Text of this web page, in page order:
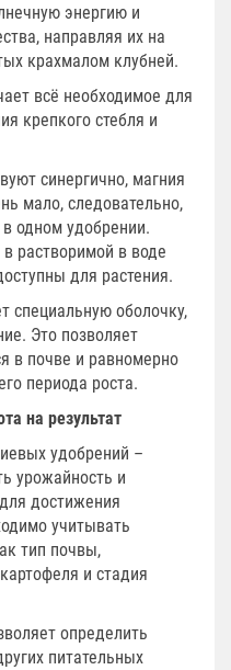
энергию и
направляя их на
крахмалом клубней.
всё необходимое для
крепкого стебля и
синергично, магния
мало, следовательно,
одном удобрении.
растворимой в воде
для растения.
специальную оболочку,
Это позволяет
в почве и равномерно
периода роста.
на результат
удобрений –
урожайность и
достижения
учитывать
тип почвы,
и стадия
определить
питательных